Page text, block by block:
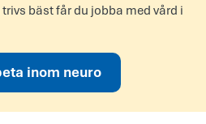
bäst får du jobba med vård i
inom neuro